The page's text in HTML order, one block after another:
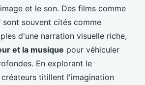
et le son. Des films comme
sont souvent cités comme
d'une narration visuelle riche,
et la musique pour véhiculer
En explorant le
créateurs titillent l'imagination